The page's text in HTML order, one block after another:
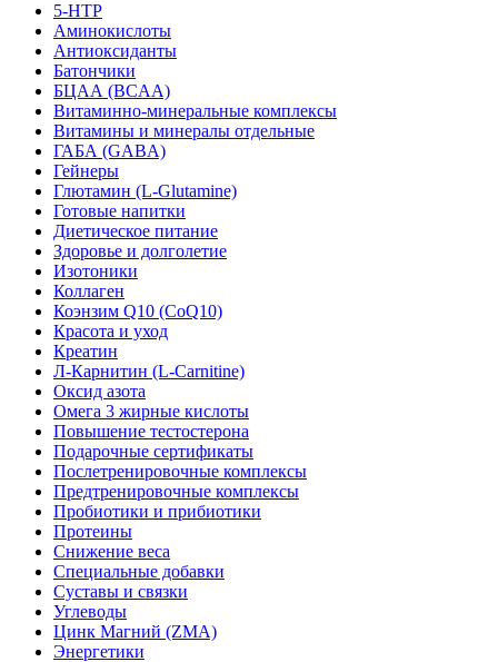
5-HTP
Аминокислоты
Антиоксиданты
Батончики
БЦАА (BCAA)
Витаминно-минеральные комплексы
Витамины и минералы отдельные
ГАБА (GABA)
Гейнеры
Глютамин (L-Glutamine)
Готовые напитки
Диетическое питание
Здоровье и долголетие
Изотоники
Коллаген
Коэнзим Q10 (CoQ10)
Красота и уход
Креатин
Л-Карнитин (L-Сarnitine)
Оксид азота
Омега 3 жирные кислоты
Повышение тестостерона
Подарочные сертификаты
Послетренировочные комплексы
Предтренировочные комплексы
Пробиотики и прибиотики
Протеины
Снижение веса
Специальные добавки
Суставы и связки
Углеводы
Цинк Магний (ZMA)
Энергетики